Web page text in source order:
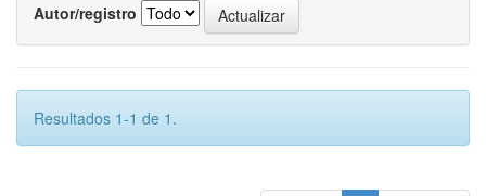
Autor/registro
Resultados 1-1 de 1.